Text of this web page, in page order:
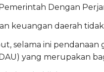
Dengan
keuangan daerah
selama ini
yang merupakan